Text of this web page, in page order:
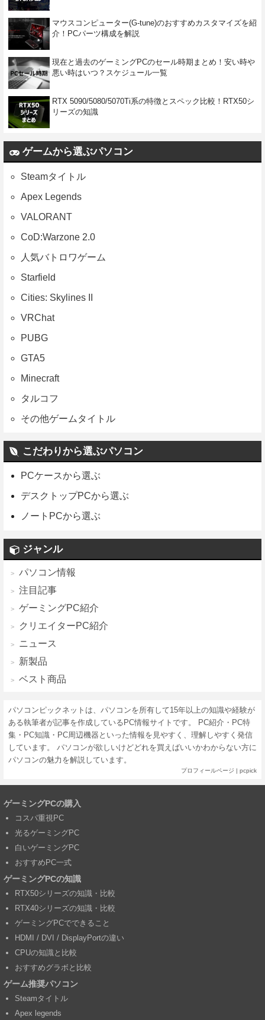
マウスコンピューター(G-tune)のおすすめカスタマイズを紹
介！PCパーツ構成を解説
現在と過去のゲーミングPCのセール時期まとめ！安い時や
悪い時はいつ？スケジュール一覧
RTX 5090/5080/5070Ti系の特徴とスペック比較！RTX50シ
リーズの知識
ゲームから選ぶパソコン
Steamタイトル
Apex Legends
VALORANT
CoD:Warzone 2.0
人気バトロワゲーム
Starfield
Cities: Skylines II
VRChat
PUBG
GTA5
Minecraft
タルコフ
その他ゲームタイトル
こだわりから選ぶパソコン
PCケースから選ぶ
デスクトップPCから選ぶ
ノートPCから選ぶ
ジャンル
パソコン情報
注目記事
ゲーミングPC紹介
クリエイターPC紹介
ニュース
新製品
ベスト商品
パソコンピックネットは、パソコンを所有して15年以上の知識や経験が
ある執筆者が記事を作成しているPC情報サイトです。 PC紹介・PC特
集・PC知識・PC周辺機器といった情報を見やすく、理解しやすく発信
しています。 パソコンが欲しいけどどれを買えばいいかわからない方に
パソコンの魅力を解説しています。
プロフィールページ | pcpick
ゲーミングPCの購入
コスパ重視PC
光るゲーミングPC
白いゲーミングPC
おすすめPC一式
ゲーミングPCの知識
RTX50シリーズの知識・比較
RTX40シリーズの知識・比較
ゲーミングPCでできること
HDMI / DVI / DisplayPortの違い
CPUの知識と比較
おすすめグラボと比較
ゲーム推奨パソコン
Steamタイトル
Apex legends